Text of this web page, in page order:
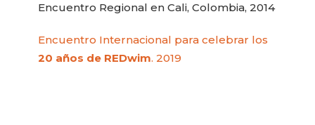
Encuentro Regional en Cali, Colombia, 2014
Encuentro Internacional para celebrar los
20 años de REDwim. 2019